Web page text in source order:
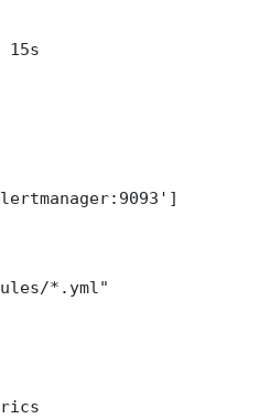
15s
*.yml"